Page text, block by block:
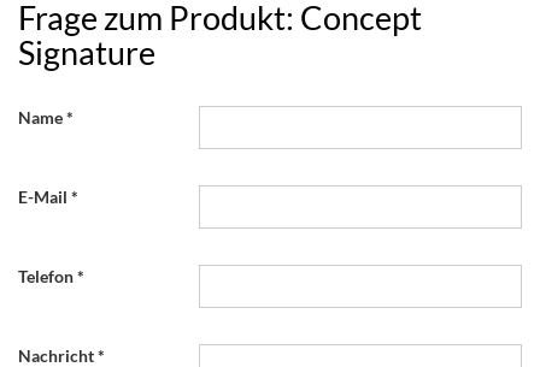
Frage zum Produkt: Concept
Signature
Name
E-Mail
Telefon
Nachricht